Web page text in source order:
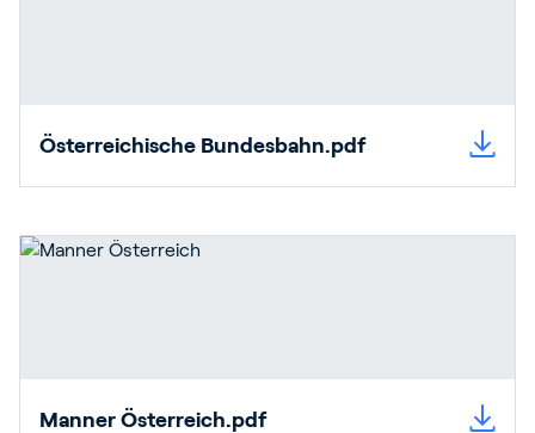
Österreichische Bundesbahn.pdf
Manner Österreich.pdf